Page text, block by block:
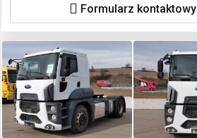
Formularz kontaktowy